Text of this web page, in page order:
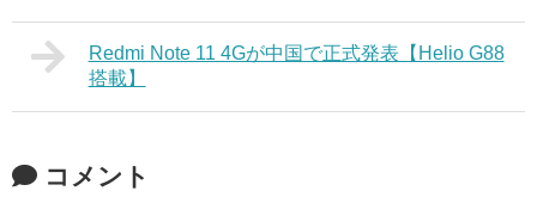
Redmi Note 11 4Gが中国で正式発表【Helio G88
搭載】
コメント